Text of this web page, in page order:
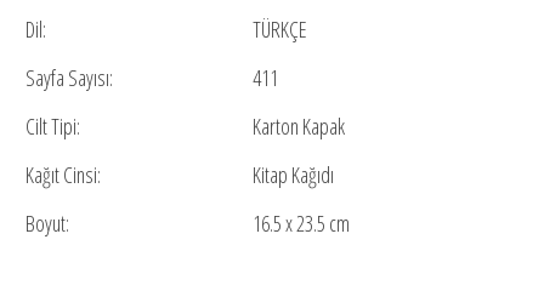
Dil:
TÜRKÇE
Sayfa Sayısı:
411
Cilt Tipi:
Karton Kapak
Kağıt Cinsi:
Kitap Kağıdı
Boyut:
16.5 x 23.5 cm